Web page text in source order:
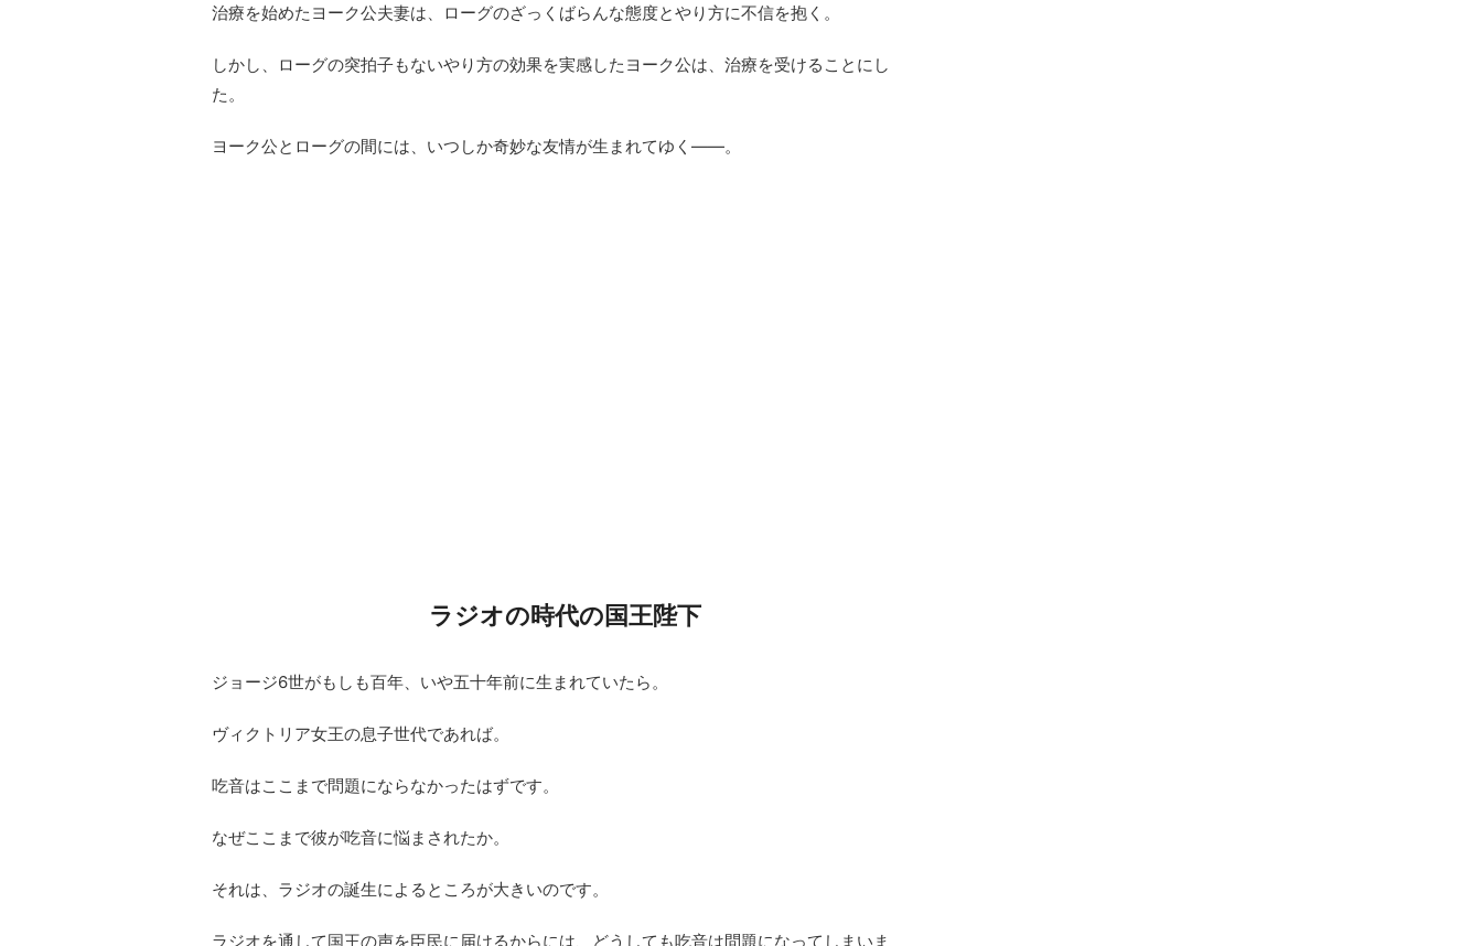
治療を始めたヨーク公夫妻は、ローグのざっくばらんな態度とやり方に不信を抱く。
しかし、ローグの突拍子もないやり方の効果を実感したヨーク公は、治療を受けることにし
た。
ヨーク公とローグの間には、いつしか奇妙な友情が生まれてゆく――。
ラジオの時代の国王陛下
ジョージ6世がもしも百年、いや五十年前に生まれていたら。
ヴィクトリア女王の息子世代であれば。
吃音はここまで問題にならなかったはずです。
なぜここまで彼が吃音に悩まされたか。
それは、ラジオの誕生によるところが大きいのです。
ラジオを通して国王の声を臣民に届けるからには、どうしても吃音は問題になってしまいま